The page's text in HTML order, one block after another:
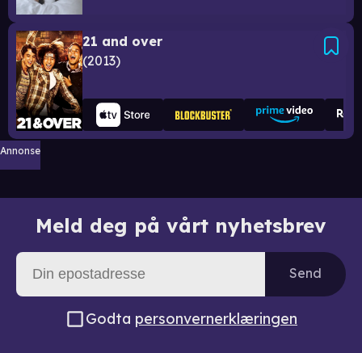
21 and over
2013
Annonse
Meld deg på vårt nyhetsbrev
Send
Godta personvernerklæringen